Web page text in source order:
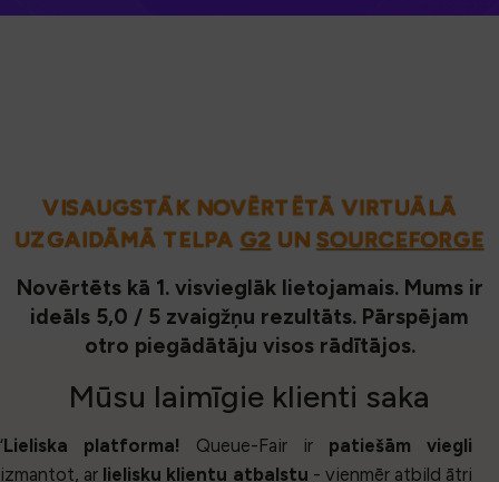
VISAUGSTĀK NOVĒRTĒTĀ VIRTUĀLĀ
UZGAIDĀMĀ TELPA G2 UN SOURCEFORGE
Novērtēts kā 1. visvieglāk lietojamais. Mums ir
ideāls 5,0 / 5 zvaigžņu rezultāts. Pārspējam
otro piegādātāju visos rādītājos.
Mūsu laimīgie klienti saka
‘Lieliska platforma! Queue-Fair ir patiešām viegli
izmantot, ar lielisku klientu atbalstu - vienmēr atbild ātri